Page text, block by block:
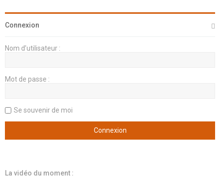
Connexion
Nom d’utilisateur :
Mot de passe :
Se souvenir de moi
La vidéo du moment :